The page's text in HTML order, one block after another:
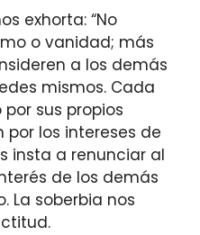
exhorta: “No
o vanidad; más
a los demás
mismos. Cada
sus propios
por los intereses de
insta a renunciar al
de los demás
La soberbia nos